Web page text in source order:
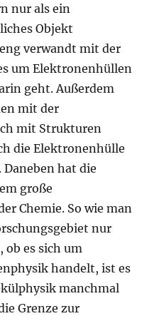
nur als ein
Objekt
verwandt mit der
um Elektronenhüllen
geht. Außerdem
mit der
mit Strukturen
die Elektronenhülle
hat die
große
Chemie. So wie man
nur
ob es sich um
handelt, ist es
manchmal
Grenze zur